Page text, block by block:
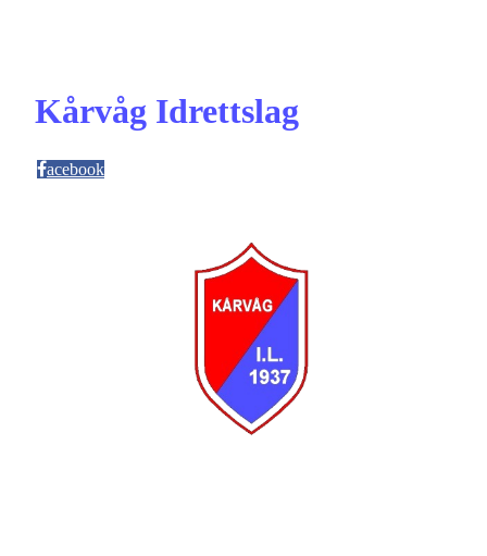
Kårvåg Idrettslag
acebook